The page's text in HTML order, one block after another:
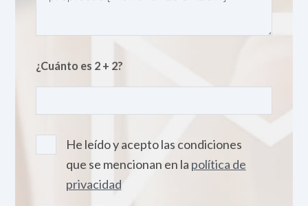
¿Cuánto es 2 + 2?
He leído y acepto las condiciones
que se mencionan en la política de
privacidad